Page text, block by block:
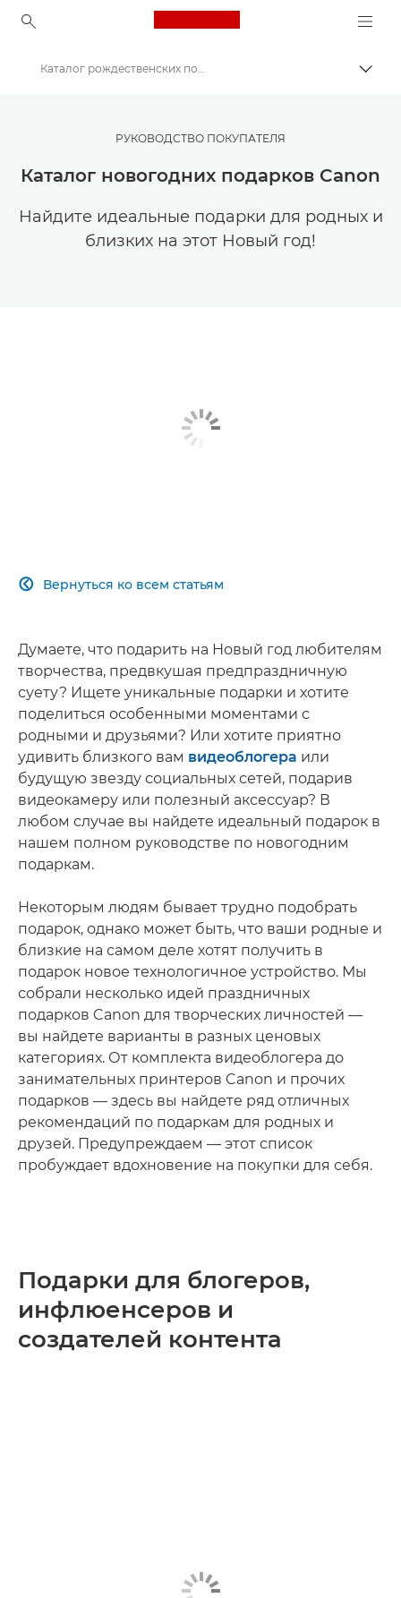
Canon Logo, back to
Мастерская творчества | Советы по фотографии и печати и руководства для покупателей
Советы и технические приемы по фотографии и печати
Каталог рождественских подарков Canon
РУКОВОДСТВО ПОКУПАТЕЛЯ
Каталог новогодних подарков Canon
Найдите идеальные подарки для родных и
близких на этот Новый год!
Вернуться ко всем статьям

Думаете, что подарить на Новый год любителям
творчества, предвкушая предпраздничную
суету? Ищете уникальные подарки и хотите
поделиться особенными моментами с
родными и друзьями? Или хотите приятно
удивить близкого вам видеоблогера или
будущую звезду социальных сетей, подарив
видеокамеру или полезный аксессуар? В
любом случае вы найдете идеальный подарок в
нашем полном руководстве по новогодним
подаркам.
Некоторым людям бывает трудно подобрать
подарок, однако может быть, что ваши родные и
близкие на самом деле хотят получить в
подарок новое технологичное устройство. Мы
собрали несколько идей праздничных
подарков Canon для творческих личностей —
вы найдете варианты в разных ценовых
категориях. От комплекта видеоблогера до
занимательных принтеров Canon и прочих
подарков — здесь вы найдете ряд отличных
рекомендаций по подаркам для родных и
друзей. Предупреждаем — этот список
пробуждает вдохновение на покупки для себя.
Подарки для блогеров,
инфлюенсеров и
создателей контента